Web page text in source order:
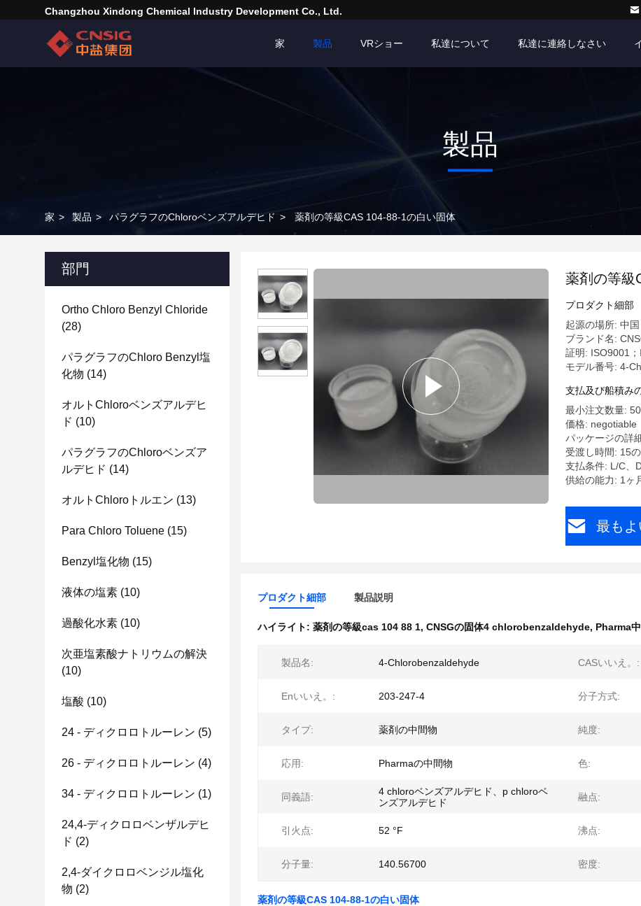
Changzhou Xindong Chemical Industry Development Co., Ltd.
家 製品 VRショー 私達について 私達に連絡しなさい
製品
家 > 製品 > パラグラフのChloroベンズアルデヒド > 薬剤の等級CAS 104-88-1の白い固体
部門
Ortho Chloro Benzyl Chloride
(28)
パラグラフのChloro Benzyl塩
化物 (14)
オルトChloroベンズアルデヒ
ド (10)
パラグラフのChloroベンズア
ルデヒド (14)
オルトChloroトルエン (13)
Para Chloro Toluene (15)
Benzyl塩化物 (15)
液体の塩素 (10)
過酸化水素 (10)
次亜塩素酸ナトリウムの解決
(10)
塩酸 (10)
24 - ディクロロトルーレン (5)
26 - ディクロロトルーレン (4)
34 - ディクロロトルーレン (1)
24,4-ディクロロベンザルデヒ
ド (2)
2,4-ダイクロロベンジル塩化
物 (2)
薬剤の等級
プロダクト細部
起源の場所: 中国
ブランド名:
証明: ISO9001
モデル番号: 4-
支払及び船積み
最小注文数量:
価格: negotiable
パッケージの詳
受渡し時間: 15
支払条件: L/C、
供給の能力: 1ヶ
最も
プロダクト細部 製品説明
ハイライト: 薬剤の等級cas 104 88 1, CNSGの固体4 chlorobenzaldehyde, Pharma
製品名: 4-Chlorobenzaldehyde CASいいえ。:
Enいいえ。: 203-247-4 分子方式:
タイプ: 薬剤の中間物 純度:
応用: Pharmaの中間物 色:
同義語:
4 chloroベンズアルデヒド、p chloroベ
ンズアルデヒド
融点:
引火点: 52 °F 沸点:
分子量: 140.56700 密度:
薬剤の等級CAS 104-88-1の白い固体